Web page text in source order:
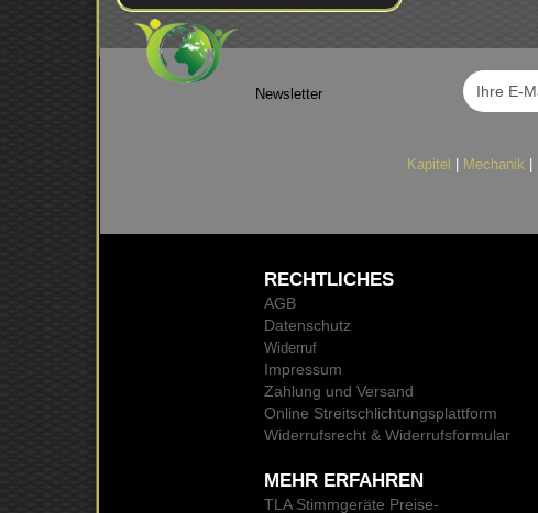
Newsletter
Kapitel
Mechanik
RECHTLICHES
AGB
Datenschutz
Widerruf
Impressum
Zahlung und Versand
Online Streitschlichtungsplattform
Widerrufsrecht & Widerrufsformular
MEHR ERFAHREN
TLA Stimmgeräte Preise-